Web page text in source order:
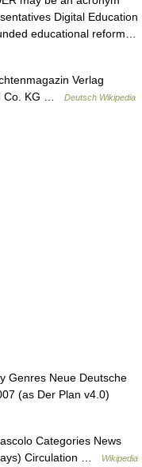
Digital Education
educational reform…
Verlag
Co. KG …
Deutsch Wikipedia
Genres Neue Deutsche
(as Der Plan v4.0)
Categories News
Circulation …
Wikipedia